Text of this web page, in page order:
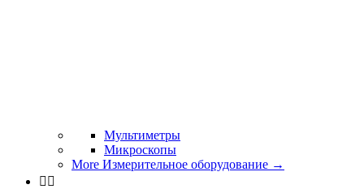
Мультиметры
Микроскопы
More Измерительное оборудование →
 